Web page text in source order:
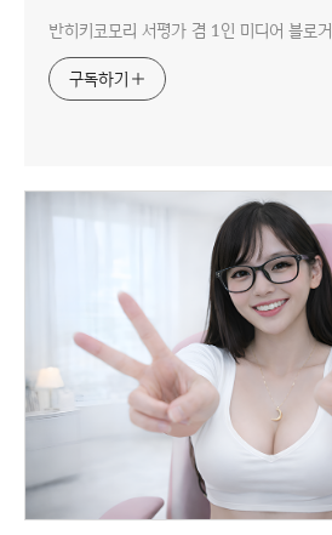
반히키코모리 서평가 겸 1인 미디어 블로거
구독하기